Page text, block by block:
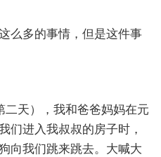
么多的事情，但是这件事
二天），我和爸爸妈妈在元
们进入我叔叔的房子时，
向我们跳来跳去。大喊大